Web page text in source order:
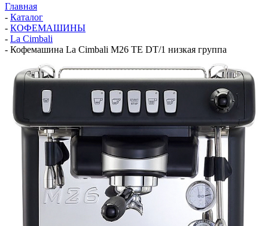
Главная
- Каталог
- КОФЕМАШИНЫ
- La Cimbali
- Кофемашина La Cimbali M26 TE DT/1 низкая группа